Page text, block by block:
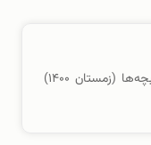
این نوشته در شمارهٔ ۳۰۷۸ مجلهٔ کیهان بچه‌ها (زمستان ۱۴۰۰)